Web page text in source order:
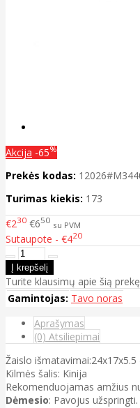
Akcija -65%
Prekės kodas:
Turimas kiekis: 173
€230 €650 su PVM
Sutaupote - €420
Turite klausimų apie šią
Gamintojas: Tavo noras
Aprašymas
(0) Atsiliepimai
Žaislo išmatavimai:24x17x5.5
Kilmės šalis: Kinija
Rekomenduojamas amžius
Dėmesio: Pavojus